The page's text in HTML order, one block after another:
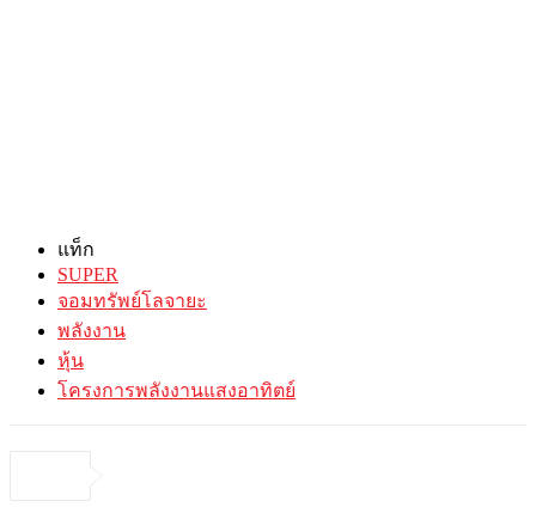
แท็ก
SUPER
จอมทรัพย์โลจายะ
พลังงาน
หุ้น
โครงการพลังงานแสงอาทิตย์